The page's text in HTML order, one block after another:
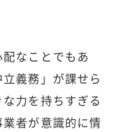
なことでもあ
義務」が課せら
力を持ちすぎる
者が意識的に情